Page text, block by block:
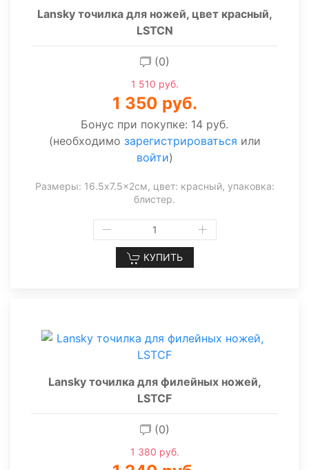
Lansky точилка для ножей, цвет красный,
LSTCN
(0)
1 510 руб.
1 350 руб.
Бонус при покупке: 14 руб.
(необходимо зарегистрироваться или
войти)
Размеры: 16.5x7.5x2см, цвет: красный, упаковка:
блистер.
КУПИТЬ
Lansky точилка для филейных ножей,
LSTCF
(0)
1 380 руб.